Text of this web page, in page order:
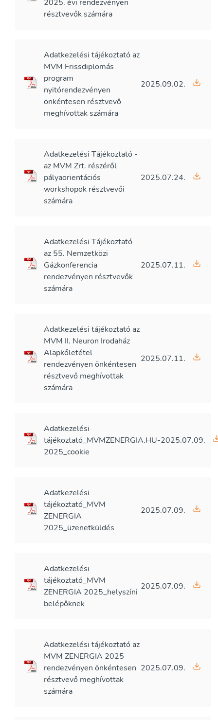
2025. évi rendezvényen
résztvevők számára
Adatkezelési tájékoztató az
MVM Frissdiplomás
program
nyitórendezvényen
önkéntesen résztvevő
meghívottak számára
2025.09.02.
Adatkezelési Tájékoztató -
az MVM Zrt. részéről
pályaorientációs
workshopok résztvevői
számára
2025.07.24.
Adatkezelési Tájékoztató
az 55. Nemzetközi
Gázkonferencia
rendezvényen résztvevők
számára
2025.07.11.
Adatkezelési tájékoztató az
MVM II. Neuron Irodaház
Alapkőletétel
rendezvényen önkéntesen
résztvevő meghívottak
számára
2025.07.11.
Adatkezelési
tájékoztató_MVMZENERGIA.HU-
2025_cookie
2025.07.09.
Adatkezelési
tájékoztató_MVM
ZENERGIA
2025_üzenetküldés
2025.07.09.
Adatkezelési
tájékoztató_MVM
ZENERGIA 2025_helyszíni
belépőknek
2025.07.09.
Adatkezelési tájékoztató az
MVM ZENERGIA 2025
rendezvényen önkéntesen
résztvevő meghívottak
számára
2025.07.09.